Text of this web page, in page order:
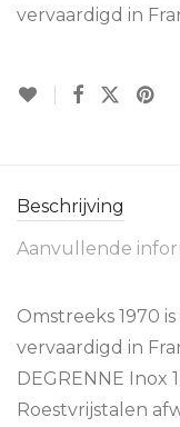
vervaardigd in
Beschrijving
Aanvullende
Omstreeks 1970
vervaardigd in
DEGRENNE Inox
Roestvrijstalen